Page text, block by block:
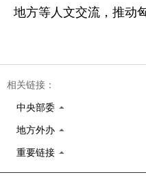
地方等人文交流，推动
相关链接：
中央部委
地方外办
重要链接